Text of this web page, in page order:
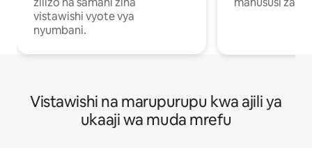
vistawishi vyote vya
nyumbani.
Vistawishi na marupurupu kwa ajili ya
ukaaji wa muda mrefu